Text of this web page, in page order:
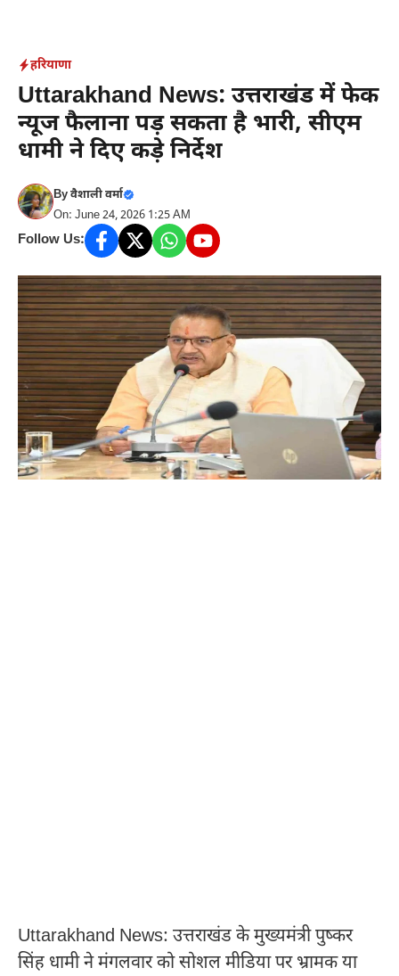
content
हरियाणा
Uttarakhand News: उत्तराखंड में फेक
न्यूज फैलाना पड़ सकता है भारी, सीएम
धामी ने दिए कड़े निर्देश
Byवैशाली वर्मा
On: June 24, 2026 1:25 AM
Follow Us:
Uttarakhand News: उत्तराखंड के मुख्यमंत्री पुष्कर
सिंह धामी ने मंगलवार को सोशल मीडिया पर भ्रामक या